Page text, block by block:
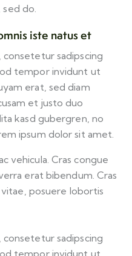
sed do.
iste natus et
sadipscing
tempor invidunt ut
erat, sed diam
et justo duo
kasd gubergren, no
ipsum dolor sit amet.
vehicula. Cras congue
erat bibendum. Cras
posuere lobortis
sadipscing
tempor invidunt ut